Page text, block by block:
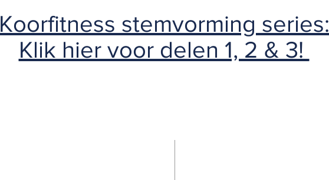
Koorfitness stemvorming series:
Klik hier voor delen 1, 2 & 3!